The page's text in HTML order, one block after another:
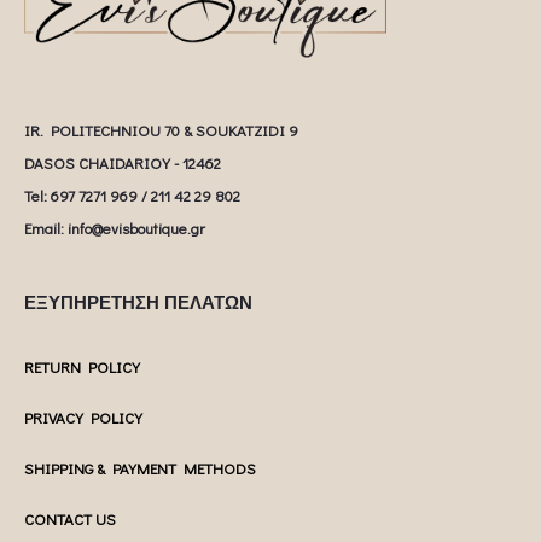
IR. POLITECHNIOU 70 & SOUKATZIDI 9
DASOS CHAIDARIOY - 12462
Tel: 697 7271 969 / 211 42 29 802
Email: info@evisboutique.gr
ΕΞΥΠΗΡΕΤΗΣΗ ΠΕΛΑΤΩΝ
RETURN POLICY
PRIVACY POLICY
SHIPPING & PAYMENT METHODS
CONTACT US